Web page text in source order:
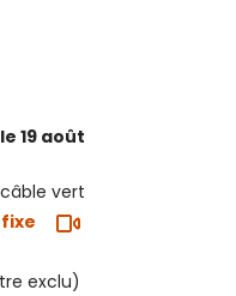
19 août
vert
exclu)